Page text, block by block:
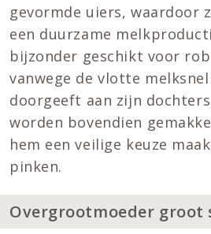
gevormde uiers, waardoor
een duurzame
bijzonder geschikt voor
vanwege de vlotte
doorgeeft aan zijn
worden bovendien
hem een veilige keuze
pinken.
Overgrootmoeder groot